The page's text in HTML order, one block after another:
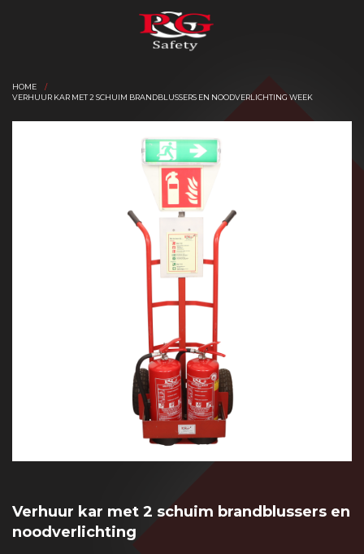
HOME
VERHUUR KAR MET 2 SCHUIM BRANDBLUSSERS EN NOODVERLICHTING WEEK
Verhuur kar met 2 schuim brandblussers en
noodverlichting